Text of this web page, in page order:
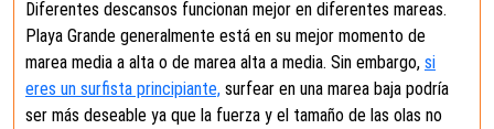
Diferentes descansos funcionan mejor en diferentes mareas.
Playa Grande generalmente está en su mejor momento de
marea media a alta o de marea alta a media. Sin embargo, si
eres un surfista principiante, surfear en una marea baja podría
ser más deseable ya que la fuerza y el tamaño de las olas no